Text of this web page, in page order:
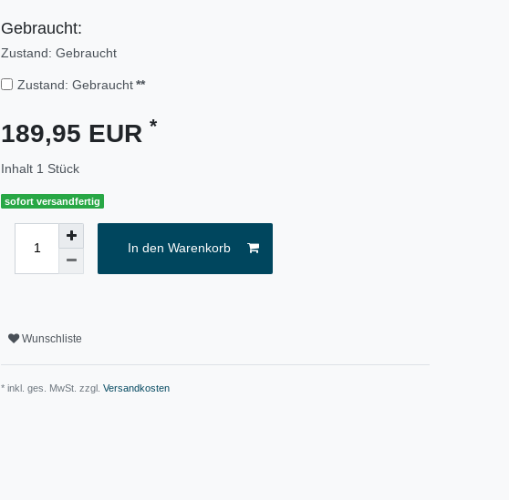
Gebraucht:
Zustand: Gebraucht
Zustand: Gebraucht **
189,95 EUR *
Inhalt 1 Stück
sofort versandfertig
In den Warenkorb
Wunschliste
* inkl. ges. MwSt. zzgl. Versandkosten